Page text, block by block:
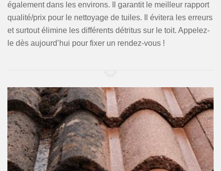
également dans les environs. Il garantit le meilleur rapport
qualité/prix pour le nettoyage de tuiles. Il évitera les erreurs
et surtout élimine les différents détritus sur le toit. Appelez-
le dès aujourd’hui pour fixer un rendez-vous !